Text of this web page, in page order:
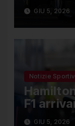
Nael,
GIU 5, 2026
Notizie
F1
unaGIU 5, 2026